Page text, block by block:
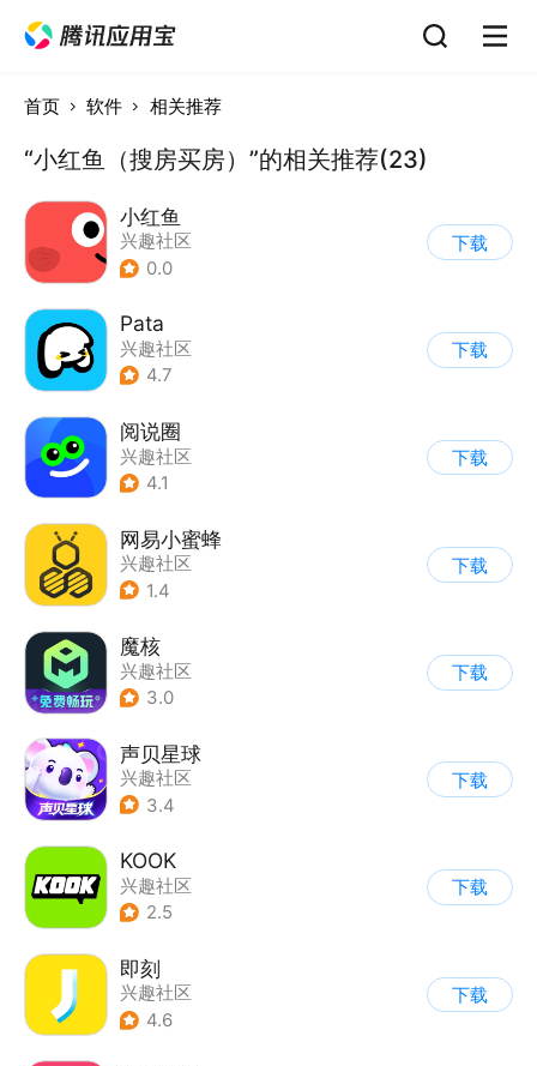
首页 软件 相关推荐
“小红鱼（搜房买房）”的相关推荐(23)
小红鱼
兴趣社区
0.0
下载
Pata
兴趣社区
4.7
下载
阅说圈
兴趣社区
4.1
下载
网易小蜜蜂
兴趣社区
1.4
下载
魔核
兴趣社区
3.0
下载
声贝星球
兴趣社区
3.4
下载
KOOK
兴趣社区
2.5
下载
即刻
兴趣社区
4.6
下载